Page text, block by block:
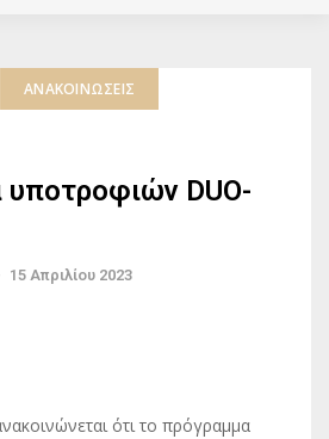
ΑΝΑΚΟΙΝΏΣΕΙΣ
DUO-
15 Απριλίου 2023
ότι το πρόγραμμα